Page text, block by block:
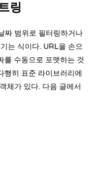
링
짜 범위로 필터링하거나
는 식이다. URL을 손으
를 수동으로 포맷하는 것
행히 표준 라이브러리에
객체가 있다. 다음 글에서